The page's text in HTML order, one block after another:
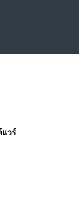
วร์